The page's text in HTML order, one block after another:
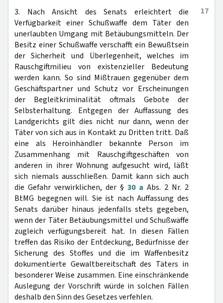
17
3. Nach Ansicht des Senats erleichtert die
Verfügbarkeit einer Schußwaffe dem Täter den
unerlaubten Umgang mit Betäubungsmitteln. Der
Besitz einer Schußwaffe verschafft ein Bewußtsein
der Sicherheit und Überlegenheit, welches im
Rauschgiftmilieu von existenzieller Bedeutung
werden kann. So sind Mißtrauen gegenüber dem
Geschäftspartner und Schutz vor Erscheinungen
der Begleitkriminalität oftmals Gebote der
Selbsterhaltung. Entgegen der Auffassung des
Landgerichts gilt dies nicht nur dann, wenn der
Täter von sich aus in Kontakt zu Dritten tritt. Daß
eine als Heroinhändler bekannte Person im
Zusammenhang mit Rauschgiftgeschäften von
anderen in ihrer Wohnung aufgesucht wird, läßt
sich niemals ausschließen. Damit kann sich auch
die Gefahr verwirklichen, der § 30 a Abs. 2 Nr. 2
BtMG begegnen will. Sie ist nach Auffassung des
Senats darüber hinaus jedenfalls stets gegeben,
wenn der Täter Betäubungsmittel und Schußwaffe
zugleich verfügungsbereit hat. In diesen Fällen
treffen das Risiko der Entdeckung, Bedürfnisse der
Sicherung des Stoffes und die im Waffenbesitz
dokumentierte Gewaltbereitschaft des Täters in
besonderer Weise zusammen. Eine einschränkende
Auslegung der Vorschrift würde in solchen Fällen
deshalb den Sinn des Gesetzes verfehlen.